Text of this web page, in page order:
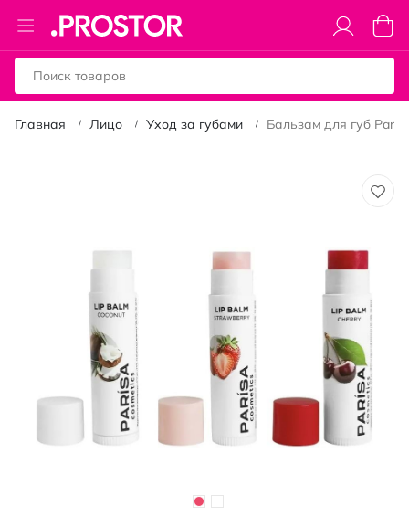
Toggle
Nav
Моя
Главная Лицо Уход за губами Бальзам для губ
изображений